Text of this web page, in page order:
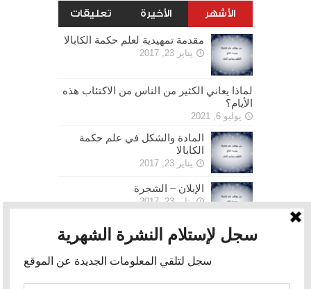
الأشهر الأخيرة تعليقات
مقدمة تمهيدية لعلم حكمة الكابالا
يناير 23, 2017
لماذا يعاني الكثير من الناس من الاكتئاب هذه
الأيام؟
يوليو 6, 2021
المادة والشكل في علم حكمة
الكابالا
يناير 23, 2017
الإيلان – الشجرة
يناير 23, 2017
الحرية